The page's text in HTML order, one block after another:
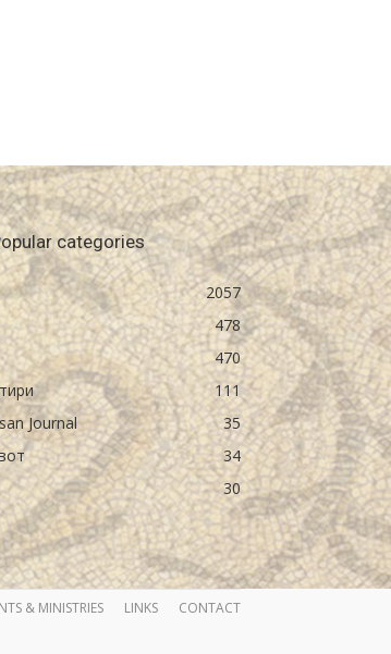
categories
2057
478
470
111
Journal
35
34
30
& MINISTRIES LINKS CONTACT